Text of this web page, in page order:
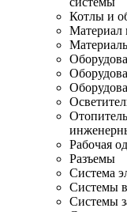
Котлы и
Рабочая
Разъемы
Система
Системы
Системы